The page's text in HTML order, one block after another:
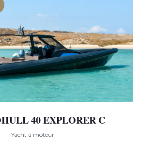
40 EXPLORER C
Yacht à moteur